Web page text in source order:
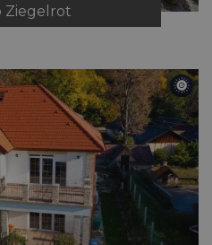
Ziegelrot